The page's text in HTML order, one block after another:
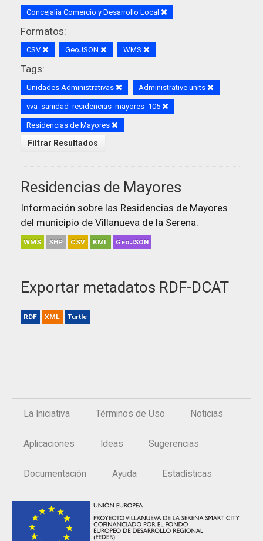
Concejalía Comercio y Desarrollo Local
Formatos:
CSV GeoJSON WMS
Tags:
Unidades Administrativas Administrative units
vva_sanidad_residencias_mayores_105
Residencias de Mayores
Filtrar Resultados
Residencias de Mayores
Información sobre las Residencias de Mayores
del municipio de Villanueva de la Serena.
WMS SHP CSV KML GeoJSON
Exportar metadatos RDF-DCAT
RDF XML Turtle
La Iniciativa Términos de Uso Noticias
Aplicaciones Ideas Sugerencias
Documentación Ayuda Estadísticas